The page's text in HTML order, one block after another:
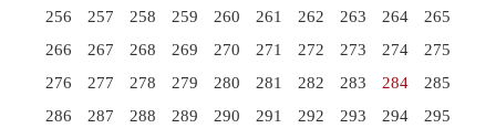
256
257 258 259 260 261 262 263 264
265
266
267 268 269 270 271 272 273 274
275
276
277 278 279 280 281 282 283 284
285
286
287 288 289 290 291 292 293 294
295